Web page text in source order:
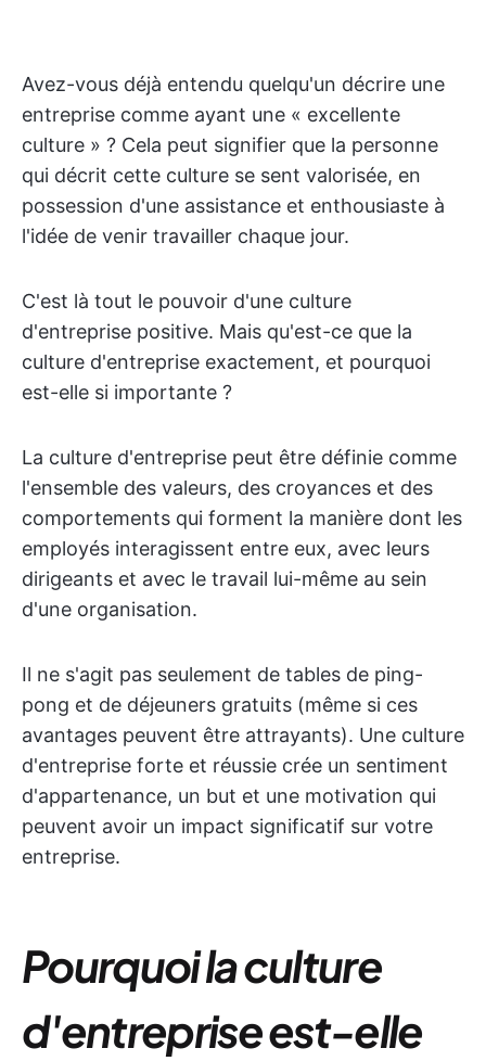
Avez-vous déjà entendu quelqu'un décrire une
entreprise comme ayant une « excellente
culture » ? Cela peut signifier que la personne
qui décrit cette culture se sent valorisée, en
possession d'une assistance et enthousiaste à
l'idée de venir travailler chaque jour.
C'est là tout le pouvoir d'une culture
d'entreprise positive. Mais qu'est-ce que la
culture d'entreprise exactement, et pourquoi
est-elle si importante ?
La culture d'entreprise peut être définie comme
l'ensemble des valeurs, des croyances et des
comportements qui forment la manière dont les
employés interagissent entre eux, avec leurs
dirigeants et avec le travail lui-même au sein
d'une organisation.
Il ne s'agit pas seulement de tables de ping-
pong et de déjeuners gratuits (même si ces
avantages peuvent être attrayants). Une culture
d'entreprise forte et réussie crée un sentiment
d'appartenance, un but et une motivation qui
peuvent avoir un impact significatif sur votre
entreprise.
Pourquoi la culture
d'entreprise est-elle